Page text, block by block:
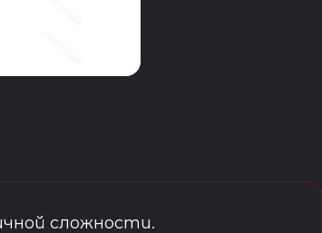
сложности.